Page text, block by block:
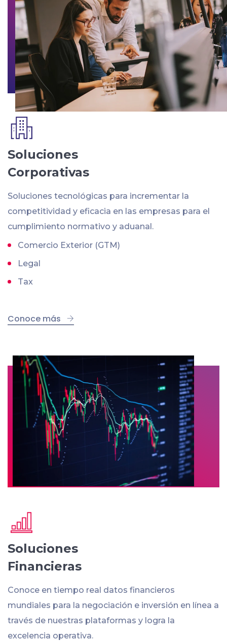
Soluciones
Corporativas
Soluciones tecnológicas para incrementar la
competitividad y eficacia en las empresas para el
cumplimiento normativo y aduanal.
Comercio Exterior (GTM)
Legal
Tax
Conoce más
Soluciones
Financieras
Conoce en tiempo real datos financieros
mundiales para la negociación e inversión en línea a
través de nuestras plataformas y logra la
excelencia operativa.